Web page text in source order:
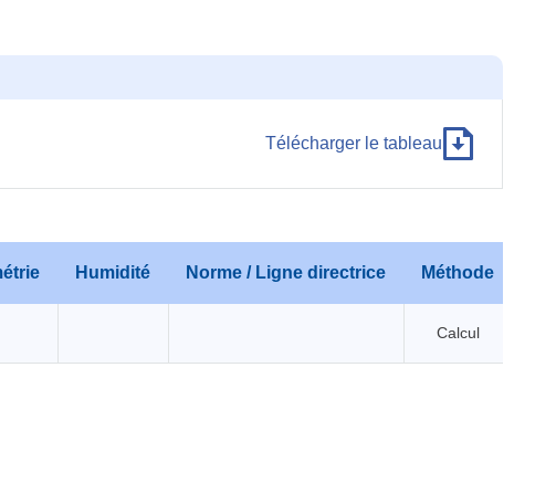
Télécharger le tableau
Humidité Norme / Ligne directrice Méthode
Calcul